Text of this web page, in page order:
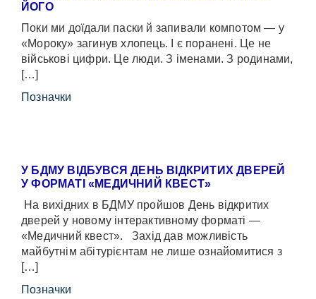
ЙОГО
Поки ми доїдали паски й запивали компотом — у
«Мороку» загинув хлопець. І є поранені. Це не
військові цифри. Це люди. З іменами. З родинами,
[…]
Позначки
У БДМУ ВІДБУВСЯ ДЕНЬ ВІДКРИТИХ ДВЕРЕЙ
У ФОРМАТІ «МЕДИЧНИЙ КВЕСТ»
На вихідних в БДМУ пройшов День відкритих
дверей у новому інтерактивному форматі —
«Медичний квест». Захід дав можливість
майбутнім абітурієнтам не лише ознайомитися з
[…]
Позначки